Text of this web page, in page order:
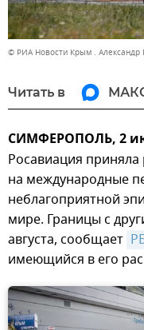
© РИА Новости Крым . Александр
Читать в
СИМФЕРОПОЛЬ, 2
Росавиация
на международные
неблагоприятной
мире. Границы с
августа, сообщает
имеющийся в его